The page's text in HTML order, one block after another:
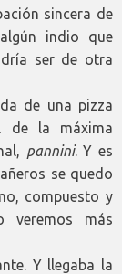
sincera de
indio que
ser de otra
de una pizza
de la máxima
pannini. Y es
se quedo
compuesto y
veremos más
Y llegaba la